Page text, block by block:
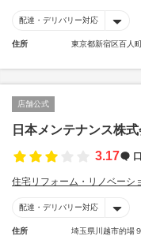
配達・デリバリー対応
住所 東京都新宿区百人
店舗公式
日本メンテナンス株
3.17
住宅リフォーム・リノベーシ
配達・デリバリー対応
住所 埼玉県川越市的場